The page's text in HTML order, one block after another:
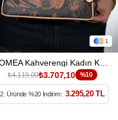
1
ROMEA Kahverengi Kadın Kol Çantası
₺4.119,00₺3.707,10 %10
2. Üründe %20 İndirim: 3.295,20 TL